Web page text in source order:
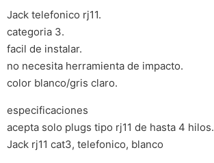
Jack telefonico rj11.
categoria 3.
facil de instalar.
no necesita herramienta de impacto.
color blanco/gris claro.
especificaciones
acepta solo plugs tipo rj11 de hasta 4 hilos.
Jack rj11 cat3, telefonico, blanco